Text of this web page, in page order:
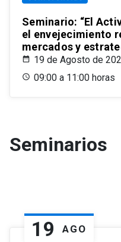
Seminario: “El
el envejecimiento
mercados y
19 de Agosto de
09:00 a 11:00 horas
Seminarios
19 AGO